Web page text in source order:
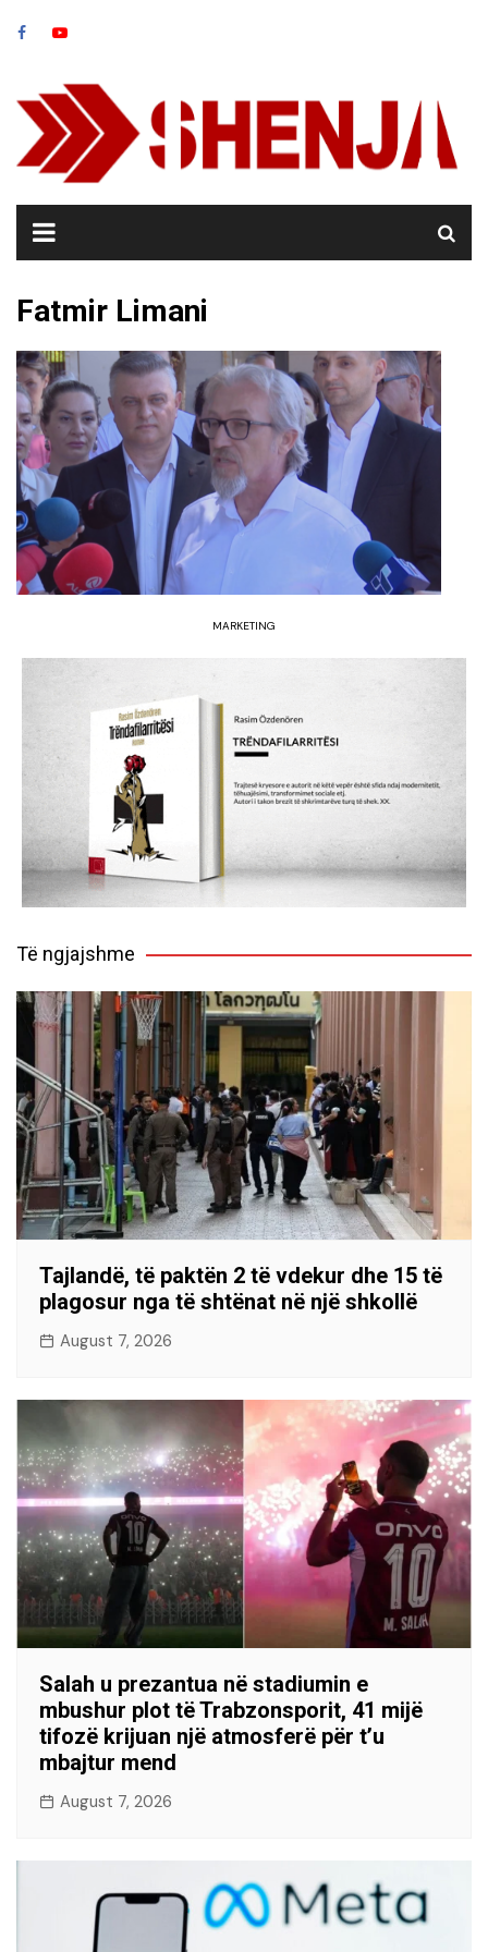
Fatmir Limani
MARKETING
Të ngjajshme
Tajlandë, të paktën 2 të vdekur dhe 15 të
plagosur nga të shtënat në një shkollë
August 7, 2026
Salah u prezantua në stadiumin e
mbushur plot të Trabzonsporit, 41 mijë
tifozë krijuan një atmosferë për t’u
mbajtur mend
August 7, 2026